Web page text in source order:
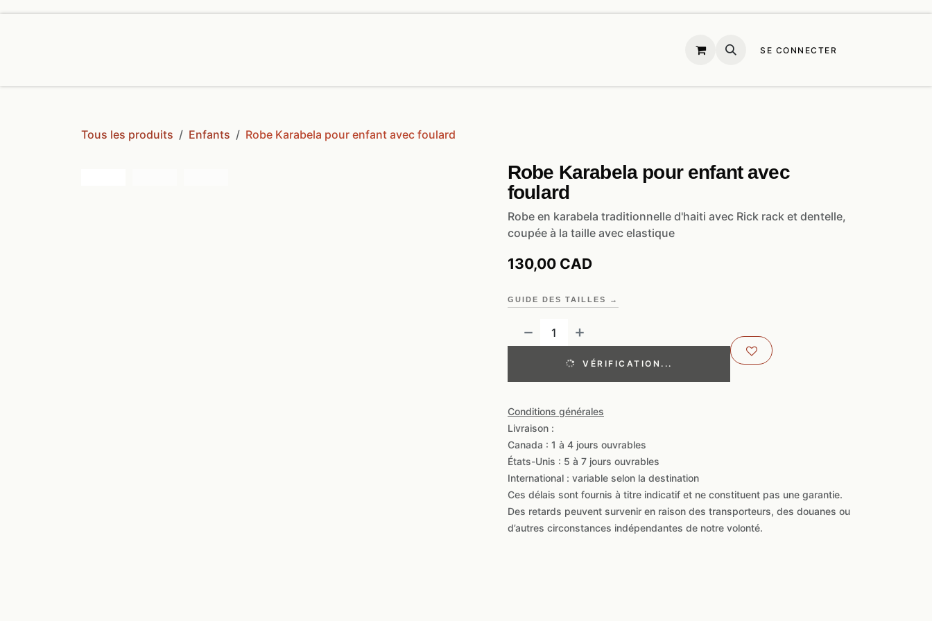
SE CONNECTER
Tous les produits Enfants Robe Karabela pour enfant avec foulard
Robe Karabela pour enfant avec
foulard
Robe en karabela traditionnelle d'haiti avec Rick rack et dentelle,
coupée à la taille avec elastique
130,00 CAD
GUIDE DES TAILLES →
VÉRIFICATION...
Conditions générales
Livraison :
Canada : 1 à 4 jours ouvrables
États-Unis : 5 à 7 jours ouvrables
International : variable selon la destination
Ces délais sont fournis à titre indicatif et ne constituent pas une garantie.
Des retards peuvent survenir en raison des transporteurs, des douanes ou
d’autres circonstances indépendantes de notre volonté.